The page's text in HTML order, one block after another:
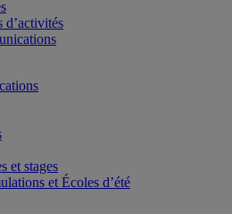
d’activités
et stages
et Écoles d’été